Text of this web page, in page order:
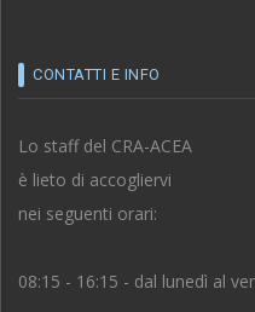
CONTATTI E INFO
Lo staff del CRA-ACEA
è lieto di accogliervi
nei seguenti orari:
08:15 - 16:15 - dal lunedì al